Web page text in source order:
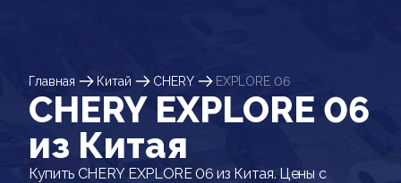
Главная Китай CHERY EXPLORE 06
CHERY EXPLORE 06
из Китая
Купить CHERY EXPLORE 06 из Китая. Цены с